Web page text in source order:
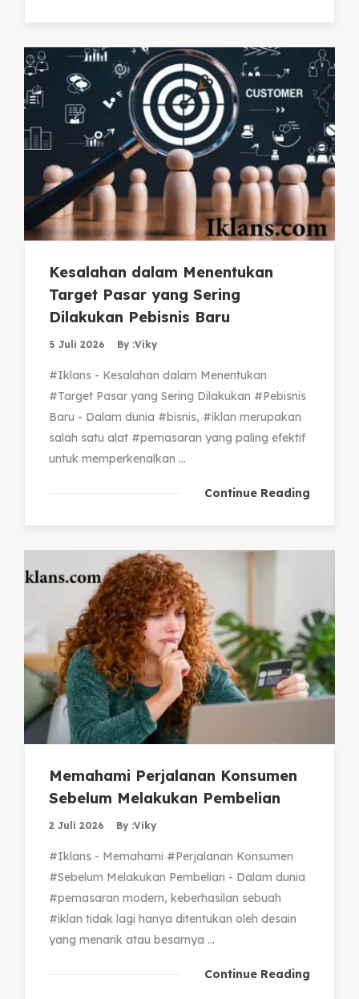
Kesalahan dalam Menentukan
Target Pasar yang Sering
Dilakukan Pebisnis Baru
5 Juli 2026 By :Viky
#Iklans - Kesalahan dalam Menentukan
#Target Pasar yang Sering Dilakukan #Pebisnis
Baru - Dalam dunia #bisnis, #iklan merupakan
salah satu alat #pemasaran yang paling efektif
untuk memperkenalkan ...
Continue Reading
Memahami Perjalanan Konsumen
Sebelum Melakukan Pembelian
2 Juli 2026 By :Viky
#Iklans - Memahami #Perjalanan Konsumen
#Sebelum Melakukan Pembelian - Dalam dunia
#pemasaran modern, keberhasilan sebuah
#iklan tidak lagi hanya ditentukan oleh desain
yang menarik atau besarnya ...
Continue Reading